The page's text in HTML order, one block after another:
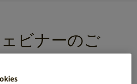
ビナーのご